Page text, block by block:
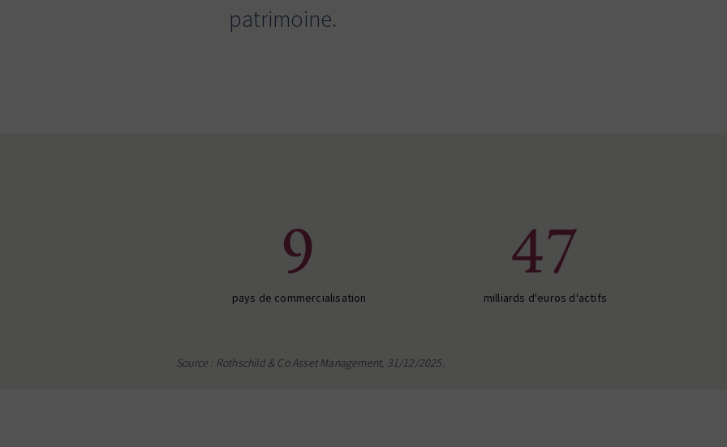
patrimoine.
9
pays de commercialisation
47
milliards d'euros d'actifs
Source : Rothschild & Co Asset Management, 31/12/2025.